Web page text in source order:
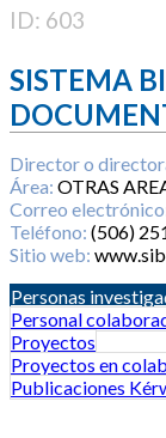
ID: 603
SISTEMA
Director o
Área: OTRAS
Correo
Teléfono: (506)
Sitio web:
Personas
Personal
Proyectos
Proyectos en
Publicaciones